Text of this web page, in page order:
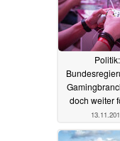
Politik:
doch weiter